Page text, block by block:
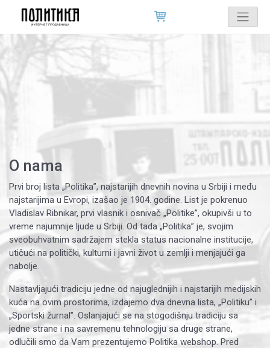
O nama
Prvi broj lista „Politika”, najstarijih dnevnih novina u Srbiji i među
najstarijima u Evropi, izašao je 1904. godine. List je pokrenuo
Vladislav Ribnikar, prvi vlasnik i osnivač „Politike”, okupivši u to
vreme najumnije ljude u Srbiji. Od tada „Politika” je, svojim
sveobuhvatnim sadržajem stekla status nacionalne institucije,
utičući na politički, kulturni i javni život u zemlji i menjajući ga
nabolje.
Nastavljajući tradiciju jedne od najuglednijih i najstarijih medijskih
kuća na ovim prostorima, izdajemo dva dnevna lista, „Politiku” i
„Sportski žurnal”. Oslanjajući se na stogodišnju tradiciju sa
jedne strane i na savremenu tehnologiju sa druge strane,
odlučili smo da Vam prezentujemo Politika webshop. Pred